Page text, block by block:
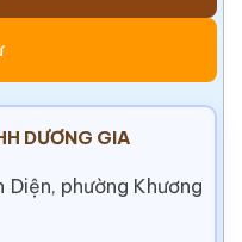
DƯƠNG GIA
Diện, phường Khương